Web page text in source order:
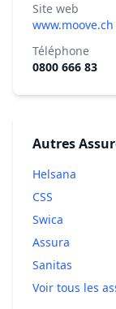
Site web
Téléphone
0800 666 83
Autres
Helsana
CSS
Swica
Assura
Sanitas
Voir tous les